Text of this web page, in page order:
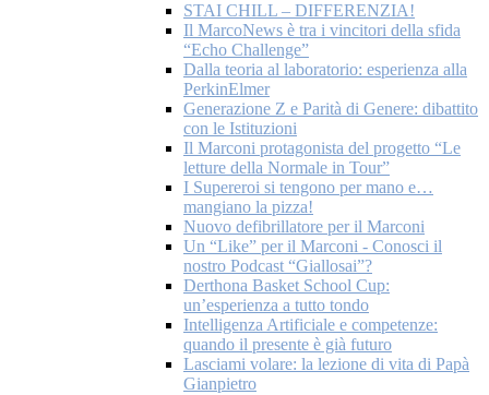
STAI CHILL – DIFFERENZIA!
Il MarcoNews è tra i vincitori della sfida
“Echo Challenge”
Dalla teoria al laboratorio: esperienza alla
PerkinElmer
Generazione Z e Parità di Genere: dibattito
con le Istituzioni
Il Marconi protagonista del progetto “Le
letture della Normale in Tour”
I Supereroi si tengono per mano e…
mangiano la pizza!
Nuovo defibrillatore per il Marconi
Un “Like” per il Marconi - Conosci il
nostro Podcast “Giallosai”?
Derthona Basket School Cup:
un’esperienza a tutto tondo
Intelligenza Artificiale e competenze:
quando il presente è già futuro
Lasciami volare: la lezione di vita di Papà
Gianpietro